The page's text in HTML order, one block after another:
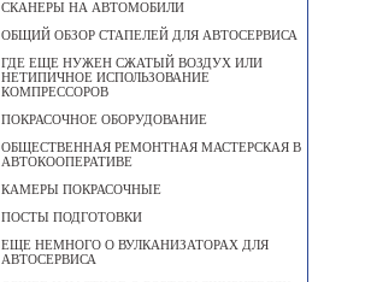
СКАНЕРЫ НА АВТОМОБИЛИ
ОБЩИЙ ОБЗОР СТАПЕЛЕЙ ДЛЯ АВТОСЕРВИСА
ГДЕ ЕЩЕ НУЖЕН СЖАТЫЙ ВОЗДУХ ИЛИ
НЕТИПИЧНОЕ ИСПОЛЬЗОВАНИЕ
КОМПРЕССОРОВ
ПОКРАСОЧНОЕ ОБОРУДОВАНИЕ
ОБЩЕСТВЕННАЯ РЕМОНТНАЯ МАСТЕРСКАЯ В
АВТОКООПЕРАТИВЕ
КАМЕРЫ ПОКРАСОЧНЫЕ
ПОСТЫ ПОДГОТОВКИ
ЕЩЕ НЕМНОГО О ВУЛКАНИЗАТОРАХ ДЛЯ
АВТОСЕРВИСА